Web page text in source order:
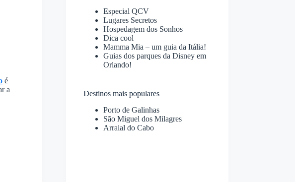
é
a
Especial QCV
Lugares Secretos
Hospedagem dos Sonhos
Dica cool
Mamma Mia – um guia da Itália!
Guias dos parques da Disney em
Orlando!
Destinos mais populares
Porto de Galinhas
São Miguel dos Milagres
Arraial do Cabo